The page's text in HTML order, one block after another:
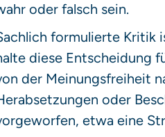
oder falsch sein.
formulierte Kritik
diese Entscheidung
der Meinungsfreiheit
oder
etwa eine